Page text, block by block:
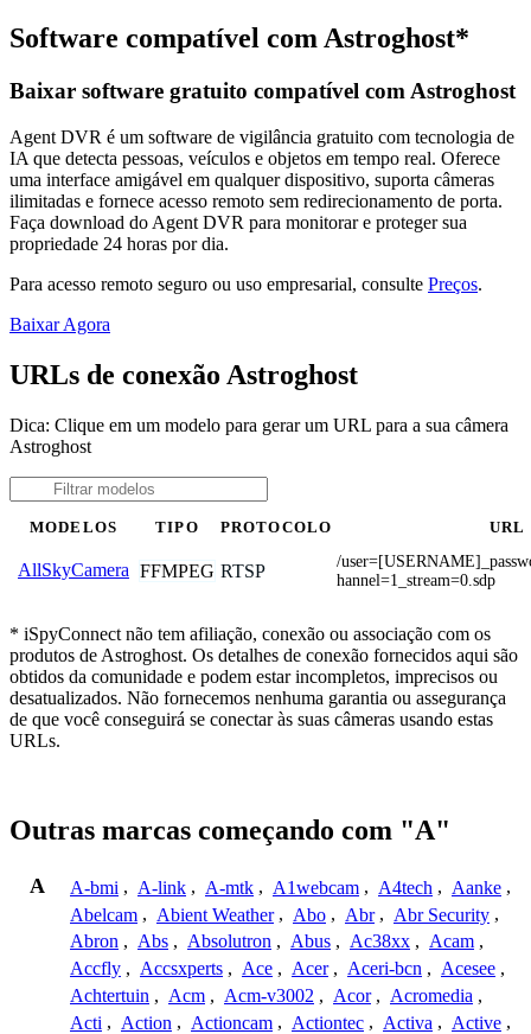
Software compatível com Astroghost*
Baixar software gratuito compatível com Astroghost
Agent DVR é um software de vigilância gratuito com tecnologia de
IA que detecta pessoas, veículos e objetos em tempo real. Oferece
uma interface amigável em qualquer dispositivo, suporta câmeras
ilimitadas e fornece acesso remoto sem redirecionamento de porta.
Faça download do Agent DVR para monitorar e proteger sua
propriedade 24 horas por dia.
Para acesso remoto seguro ou uso empresarial, consulte Preços.
Baixar Agora
URLs de conexão Astroghost
Dica: Clique em um modelo para gerar um URL para a sua câmera
Astroghost
MODELOS TIPO PROTOCOLO URL
AllSkyCamera FFMPEG RTSP
/
hannel=1_stream=0.sdp
* iSpyConnect não tem afiliação, conexão ou associação com os
produtos de Astroghost. Os detalhes de conexão fornecidos aqui são
obtidos da comunidade e podem estar incompletos, imprecisos ou
desatualizados. Não fornecemos nenhuma garantia ou assegurança
de que você conseguirá se conectar às suas câmeras usando estas
URLs.
Outras marcas começando com "A"
A A-bmi , A-link , A-mtk , A1webcam , A4tech , Aanke ,
Abelcam , Abient Weather , Abo , Abr , Abr Security ,
Abron , Abs , Absolutron , Abus , Ac38xx , Acam ,
Accfly , Accsxperts , Ace , Acer , Aceri-bcn , Acesee ,
Achtertuin , Acm , Acm-v3002 , Acor , Acromedia ,
Acti , Action , Actioncam , Actiontec , Activa , Active ,